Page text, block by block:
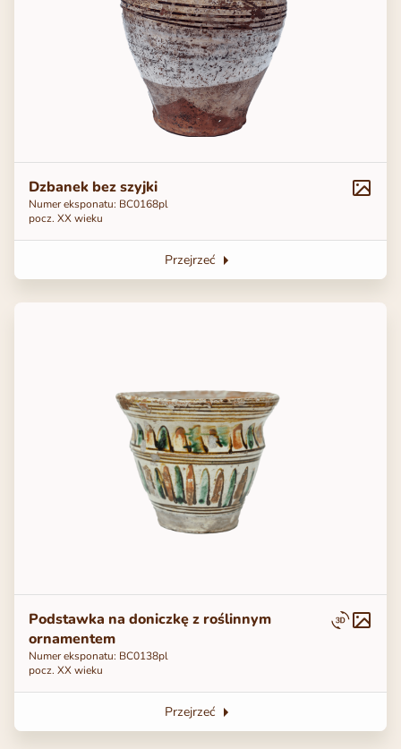
Dzbanek bez szyjki
Numer eksponatu: ВС0168pl
pocz. XX wieku
Przejrzeć
Podstawka na doniczkę z roślinnym
ornamentem
Numer eksponatu: ВС0138pl
pocz. XX wieku
Przejrzeć